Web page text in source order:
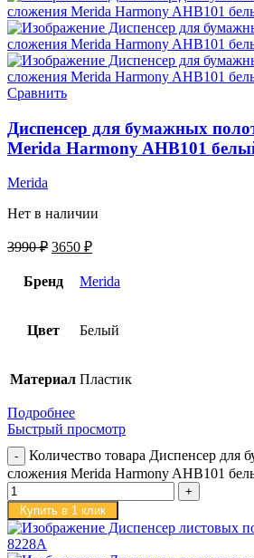
Сравнить
Диспенсер для бумажных
Merida Harmony AHB101
Merida
Нет в наличии
3990₽ 3650 ₽
Бренд Merida
Цвет Белый
Материал Пластик
Подробнее
Быстрый просмотр
Количество товара Диспенсер для
сложения Merida Harmony AHB101
Купить в 1 клик